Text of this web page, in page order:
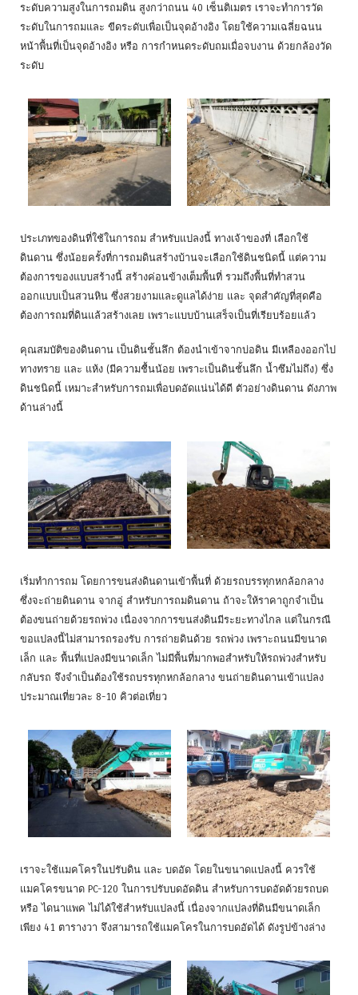
ระดับความสูงในการถมดิน สูงกว่าถนน 40 เซ็นติเมตร เราจะทำการวัด
ระดับในการถมและ ขีดระดับเพื่อเป็นจุดอ้างอิง โดยใช้ความเฉลี่ยฉนน
หน้าพื้นที่เป็นจุดอ้างอิง หรือ การกำหนดระดับถมเมื่อจบงาน ด้วยกล้องวัด
ระดับ
ประเภทของดินที่ใช้ในการถม สำหรับแปลงนี้ ทางเจ้าของที่ เลือกใช้
ดินดาน ซึ่งน้อยครั้งที่การถมดินสร้างบ้านจะเลือกใช้ดินชนิดนี้ แต่ความ
ต้องการของแบบสร้างนี้ สร้างค่อนข้างเต็มพื้นที่ รวมถึงพื้นที่ทำสวน
ออกแบบเป็นสวนหิน ซึ่งสวยงามและดูแลได้ง่าย และ จุดสำคัญที่สุดคือ
ต้องการถมที่ดินแล้วสร้างเลย เพราะแบบบ้านเสร็จเป็นที่เรียบร้อยแล้ว
คุณสมบัติของดินดาน เป็นดินชั้นลึก ต้องนำเข้าจากบ่อดิน มีเหลืองออกไป
ทางทราย และ แห้ง (มีความชื้นน้อย เพราะเป็นดินชั้นลึก น้ำซึมไม่ถึง) ซึ่ง
ดินชนิดนี้ เหมาะสำหรับการถมเพื่อบดอัดแน่นได้ดี ตัวอย่างดินดาน ดังภาพ
ด้านล่างนี้
เริ่มทำการถม โดยการขนส่งดินดานเข้าพื้นที่ ด้วยรถบรรทุกหกล้อกลาง
ซึ่งจะถ่ายดินดาน จากอู่ สำหรับการถมดินดาน ถ้าจะให้ราคาถูกจำเป็น
ต้องขนถ่ายด้วยรถพ่วง เนื่องจากการขนส่งดินมีระยะทางไกล แต่ในกรณี
ขอแปลงนี้ไม่สามารถรองรับ การถ่ายดินด้วย รถพ่วง เพราะถนนมีขนาด
เล็ก และ พื้นที่แปลงมีขนาดเล็ก ไม่มีพื้นที่มากพอสำหรับให้รถพ่วงสำหรับ
กลับรถ จึงจำเป็นต้องใช้รถบรรทุกหกล้อกลาง ขนถ่ายดินดานเข้าแปลง
ประมาณเที่ยวละ 8-10 คิวต่อเที่ยว
เราจะใช้แมคโครในปรับดิน และ บดอัด โดยในขนาดแปลงนี้ ควรใช้
แมคโครขนาด PC-120 ในการปรับบดอัดดิน สำหรับการบดอัดด้วยรถบด
หรือ ไดนาแพค ไม่ได้ใช้สำหรับแปลงนี้ เนื่องจากแปลงที่ดินมีขนาดเล็ก
เพียง 41 ตารางวา จึงสามารถใช้แมคโครในการบดอัดได้ ดังรูปข้างล่าง